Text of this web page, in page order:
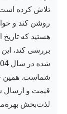
تلاش کرده است
روشن کند و
هستید که تاریخ
بررسی کند،
شماست. همین
قیمت و ارسال
لذت‌بخش